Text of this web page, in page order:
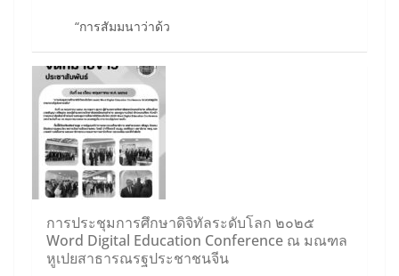
“การสัมมนาว่าด้ว
การประชุมการศึกษาดิจิทัลระดับโลก ๒๐๒๕
Word Digital Education Conference ณ มณฑล
หูเปยสาธารณรฐประชาชนจีน